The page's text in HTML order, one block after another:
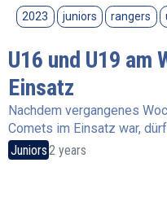
2023 juniors rangers
U16 und U19 am
Einsatz
Nachdem vergangenes
Comets im Einsatz war,
Juniors2 years